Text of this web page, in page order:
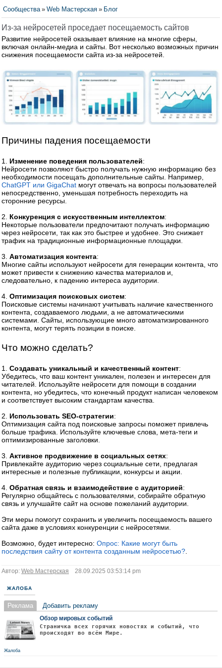
Сообщества » Web Мастерская » Блог
Из-за нейросетей проседает посещаемость сайтов
Развитие нейросетей оказывает влияние на многие сферы,
включая онлайн-медиа и сайты. Вот несколько возможных причин
снижения посещаемости сайта из-за нейросетей.
Причины падения посещаемости
1. Изменение поведения пользователей:
Нейросети позволяют быстро получать нужную информацию без
необходимости посещать дополнительные сайты. Например,
ChatGPT или GigaChat могут отвечать на вопросы пользователей
непосредственно, уменьшая потребность переходить на
сторонние ресурсы.
2. Конкуренция с искусственным интеллектом:
Некоторые пользователи предпочитают получать информацию
через нейросети, так как это быстрее и удобнее. Это снижает
трафик на традиционные информационные площадки.
3. Автоматизация контента:
Многие сайты используют нейросети для генерации контента, что
может привести к снижению качества материалов и,
следовательно, к падению интереса аудитории.
4. Оптимизация поисковых систем:
Поисковые системы начинают учитывать наличие качественного
контента, создаваемого людьми, а не автоматическими
системами. Сайты, использующие много автоматизированного
контента, могут терять позиции в поиске.
Что можно сделать?
1. Создавать уникальный и качественный контент:
Убедитесь, что ваш контент уникален, полезен и интересен для
читателей. Используйте нейросети для помощи в создании
контента, но убедитесь, что конечный продукт написан человеком
и соответствует высоким стандартам качества.
2. Использовать SEO-стратегии:
Оптимизация сайта под поисковые запросы поможет привлечь
больше трафика. Используйте ключевые слова, мета-теги и
оптимизированные заголовки.
3. Активное продвижение в социальных сетях:
Привлекайте аудиторию через социальные сети, предлагая
интересные и полезные публикации, конкурсы и акции.
4. Обратная связь и взаимодействие с аудиторией:
Регулярно общайтесь с пользователями, собирайте обратную
связь и улучшайте сайт на основе пожеланий аудитории.
Эти меры помогут сохранить и увеличить посещаемость вашего
сайта даже в условиях конкуренции с нейросетями.
Возможно, будет интересно: Опрос: Какие могут быть
последствия сайту от контента созданным нейросетью?
Автор: Web Мастерская 28.09.2025 03:53:14 pm
ЖАЛОБА
Реклама Добавить рекламу
Обзор мировых событий
Страничка всех горячих новостях и событий, что
происходят во всём Мире.
Жалоба